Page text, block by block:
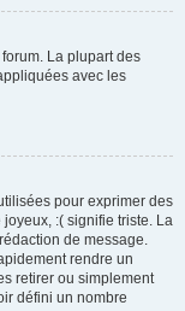
La plupart des
avec les
pour exprimer des
:( signifie triste. La
de message.
rendre un
retirer ou simplement
défini un nombre